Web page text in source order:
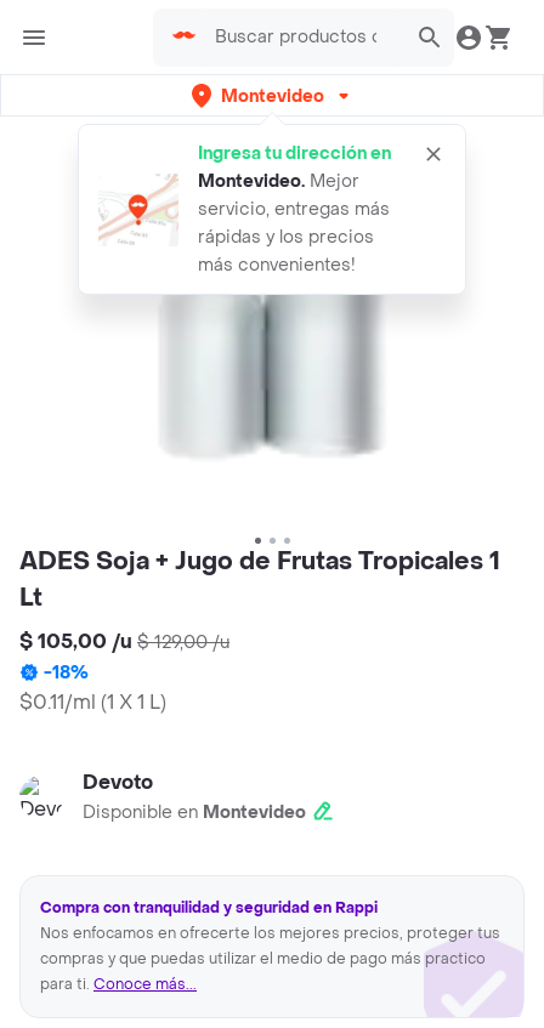
Montevideo
Ingresa tu dirección en
Montevideo. Mejor
servicio, entregas más
rápidas y los precios
más convenientes!
ADES Soja + Jugo de Frutas Tropicales 1
Lt
$ 105,00 /u $ 129,00/u
-18%
$0.11/ml (1 X 1 L)
Devoto
Disponible en Montevideo
Compra con tranquilidad y seguridad en Rappi
Nos enfocamos en ofrecerte los mejores precios, proteger tus
compras y que puedas utilizar el medio de pago más practico
para ti. Conoce más...